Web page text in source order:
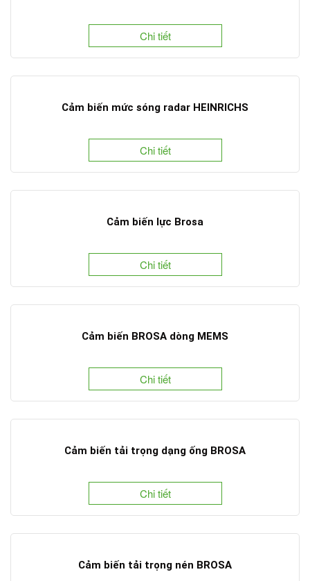
Chi tiết
Cảm biến mức sóng radar HEINRICHS
Chi tiết
Cảm biến lực Brosa
Chi tiết
Cảm biến BROSA dòng MEMS
Chi tiết
Cảm biến tải trọng dạng ống BROSA
Chi tiết
Cảm biến tải trọng nén BROSA